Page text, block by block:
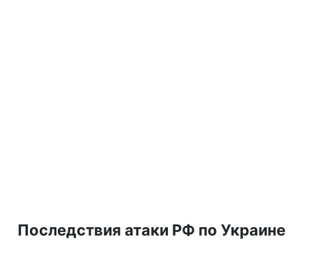
Последствия атаки РФ по Украине